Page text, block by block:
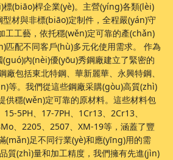
標(biāo)桿企業(yè)。主營(yíng)各類(lèi)
材與非標(biāo)定制件，全程嚴(yán)守
工工藝，依托穩(wěn)定可靠的產(chǎn)
匹配不同客戶(hù)多元化使用需求。 作為
內(nèi)優(yōu)秀鋼廠建立了緊密的
包括東北特鋼、華新麗華、永興特鋼、
等。我們從這些鋼廠采購(gòu)高質(zhì)
供穩(wěn)定可靠的原材料。這些材料包
5PH、17-7PH、1Cr13、2Cr13、
、2205、2507、XM-19等，涵蓋了豐
(mǎn)足不同行業(yè)和應(yīng)用的需
質(zhì)量和加工精度，我們擁有先進(jìn)